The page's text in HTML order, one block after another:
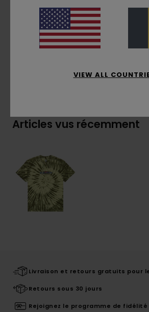
Broderie sur la poitrine
Composition[Matière principale]
biologique
Livraison & Retours
Articles vus récemment
Livraison et retours gratuits pour
Retours sous 30 jours
Rejoignez le programme de fidélité
VIEW ALL